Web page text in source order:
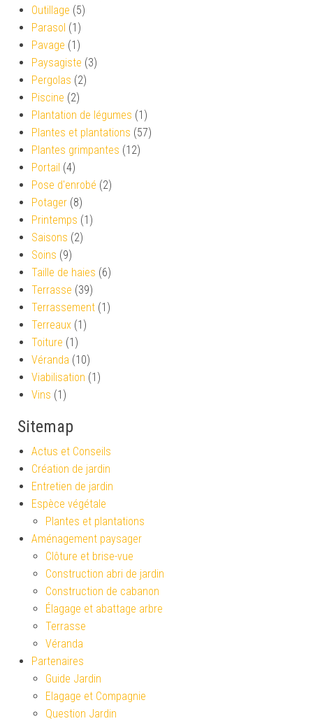
Outillage (5)
Parasol (1)
Pavage (1)
Paysagiste (3)
Pergolas (2)
Piscine (2)
Plantation de légumes (1)
Plantes et plantations (57)
Plantes grimpantes (12)
Portail (4)
Pose d'enrobé (2)
Potager (8)
Printemps (1)
Saisons (2)
Soins (9)
Taille de haies (6)
Terrasse (39)
Terrassement (1)
Terreaux (1)
Toiture (1)
Véranda (10)
Viabilisation (1)
Vins (1)
Sitemap
Actus et Conseils
Création de jardin
Entretien de jardin
Espèce végétale
Plantes et plantations
Aménagement paysager
Clôture et brise-vue
Construction abri de jardin
Construction de cabanon
Élagage et abattage arbre
Terrasse
Véranda
Partenaires
Guide Jardin
Elagage et Compagnie
Question Jardin